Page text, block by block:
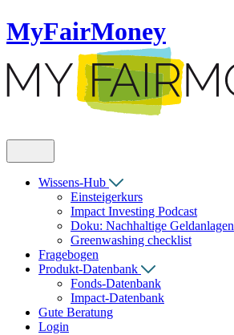
MyFairMoney
Wissens-Hub
Einsteigerkurs
Impact Investing Podcast
Doku: Nachhaltige Geldanlagen
Greenwashing checklist
Fragebogen
Produkt-Datenbank
Fonds-Datenbank
Impact-Datenbank
Gute Beratung
Login